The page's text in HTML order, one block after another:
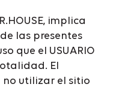
implica
las presentes
que el USUARIO
El
no utilizar el sitio